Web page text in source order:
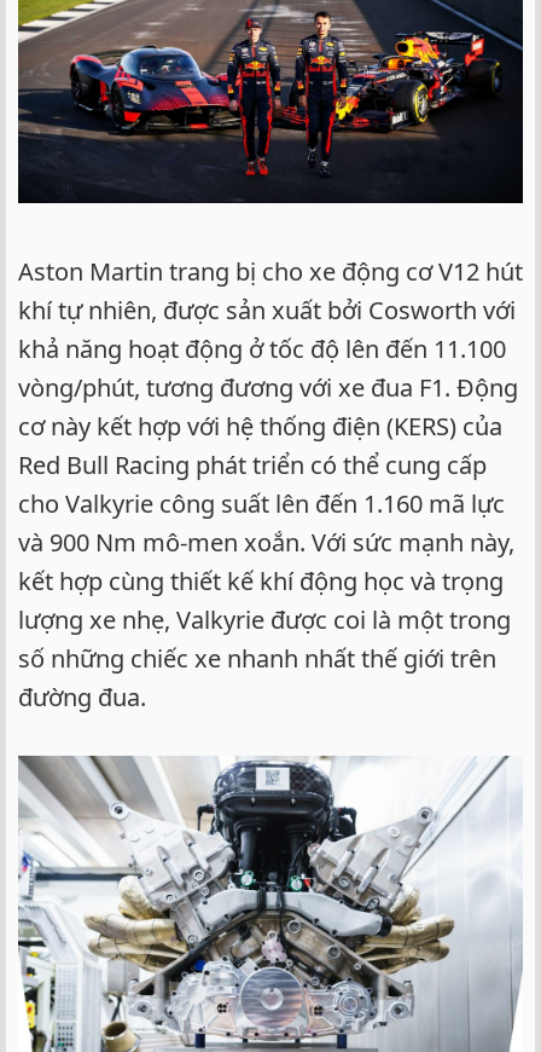
Aston Martin trang bị cho xe động cơ V12 hút
khí tự nhiên, được sản xuất bởi Cosworth với
khả năng hoạt động ở tốc độ lên đến 11.100
vòng/phút, tương đương với xe đua F1. Động
cơ này kết hợp với hệ thống điện (KERS) của
Red Bull Racing phát triển có thể cung cấp
cho Valkyrie công suất lên đến 1.160 mã lực
và 900 Nm mô-men xoắn. Với sức mạnh này,
kết hợp cùng thiết kế khí động học và trọng
lượng xe nhẹ, Valkyrie được coi là một trong
số những chiếc xe nhanh nhất thế giới trên
đường đua.